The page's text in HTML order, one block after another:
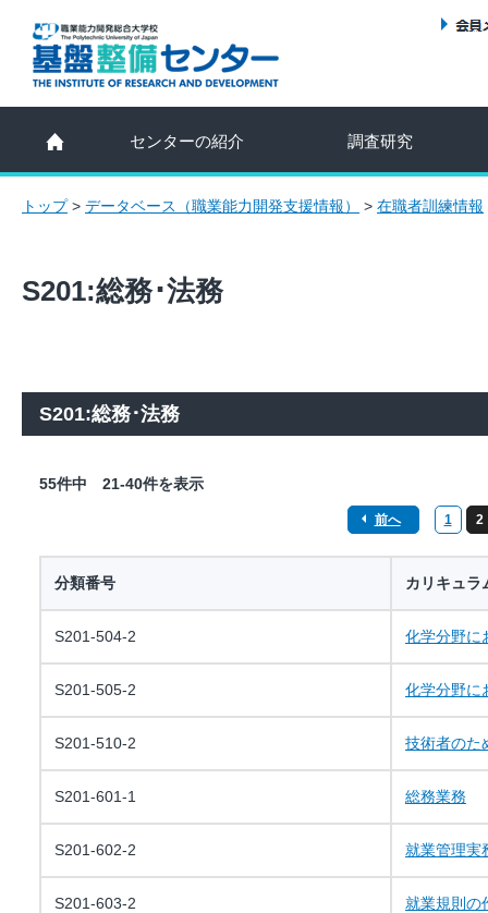
センターの紹介 調査研究
トップ> データベース（職業能力開発支援情報） > 在職者訓練情報
S201:総務･法務
S201:総務･法務
55件中 21-40件を表示
前へ 1 2
分類番号 カリキュラ
S201-504-2 化学分野に
S201-505-2 化学分野に
S201-510-2 技術者のた
S201-601-1 総務業務
S201-602-2 就業管理実
S201-603-2 就業規則の